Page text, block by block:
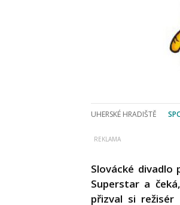
UHERSKÉ HRADIŠTĚ
Slovácké divadlo
Superstar a
přizval si